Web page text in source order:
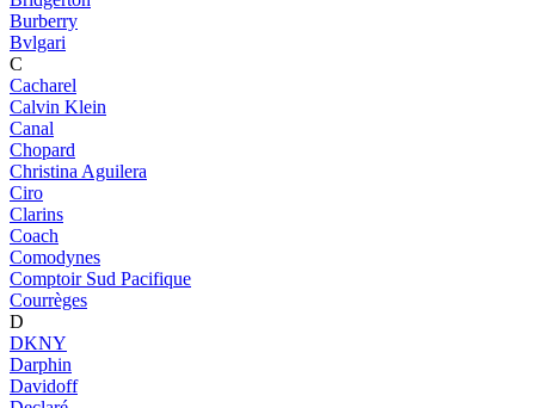
Burberry
Bvlgari
C
Cacharel
Calvin Klein
Canal
Chopard
Christina Aguilera
Ciro
Clarins
Coach
Comodynes
Comptoir Sud Pacifique
Courrèges
D
DKNY
Darphin
Davidoff